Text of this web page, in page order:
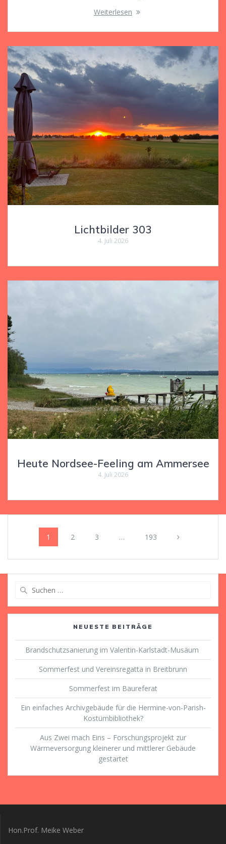
Weiterlesen
Lichtbilder 303
4. Juli 2026
Heute Nordsee-Feeling am Ammersee
4. Juli 2026
Beitragsnavigation
Seite
1 Seite
2 Seite
3 … Seite
193
NEUESTE BEITRÄGE
Brandschutzsanierung im Valentin-Karlstadt-Musäum
Sommerfest und Vereinsregatta in Breitbrunn
Sommerfest im Baureferat
Ein einfaches Archivgebäude für die Hermine-von-Parish-
Kostümbibliothek?
Aus Zwei mach Eins – Forschungsprojekt zur
Wärmeversorgung kleinerer und mittlerer Gebäude
gestartet
Hon.Prof. Meike Weber